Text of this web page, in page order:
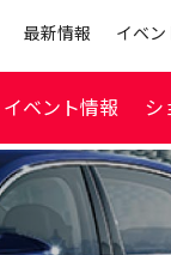
最新情報 イベン
イベント情報 シ